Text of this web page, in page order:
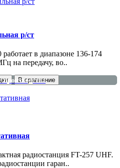
р/ст
в диапазоне 136-174
на передачу, во..
В сравнение
производства
радиостанция FT-257 UHF.
гаран..